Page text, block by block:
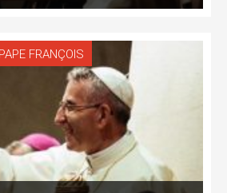
PAPE FRANÇOIS